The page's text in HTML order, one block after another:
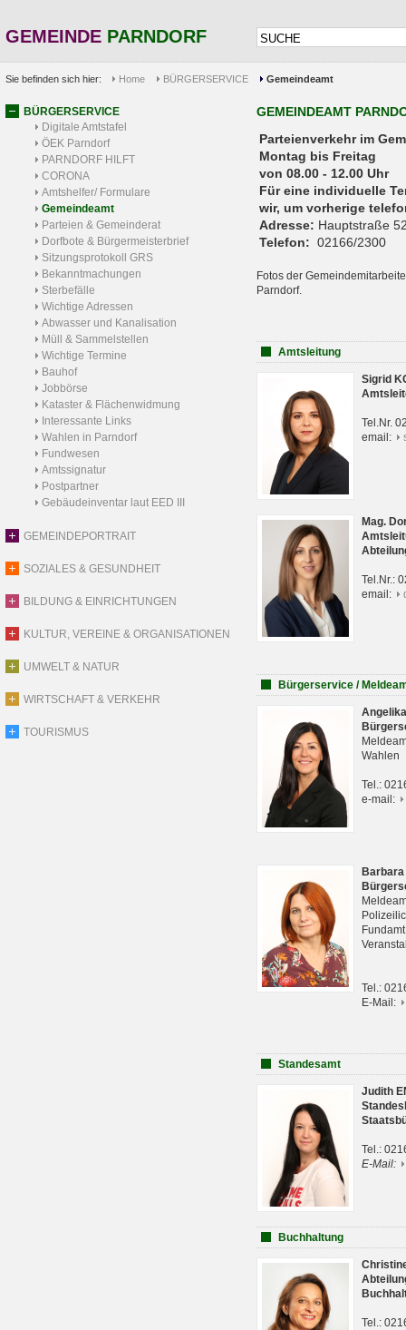
GEMEINDE PARNDORF
Sie befinden sich hier: Home BÜRGERSERVICE Gemeindeamt
BÜRGERSERVICE
Digitale Amtstafel
ÖEK Parndorf
PARNDORF HILFT
CORONA
Amtshelfer/ Formulare
Gemeindeamt
Parteien & Gemeinderat
Dorfbote & Bürgermeisterbrief
Sitzungsprotokoll GRS
Bekanntmachungen
Sterbefälle
Wichtige Adressen
Abwasser und Kanalisation
Müll & Sammelstellen
Wichtige Termine
Bauhof
Jobbörse
Kataster & Flächenwidmung
Interessante Links
Wahlen in Parndorf
Fundwesen
Amtssignatur
Postpartner
Gebäudeinventar laut EED III
GEMEINDEPORTRAIT
SOZIALES & GESUNDHEIT
BILDUNG & EINRICHTUNGEN
KULTUR, VEREINE & ORGANISATIONEN
UMWELT & NATUR
WIRTSCHAFT & VERKEHR
TOURISMUS
GEMEINDEAMT
Parteienverkehr
Montag bis Freitag
von 08.00 - 12.00 Uhr
Für eine individuelle
wir, um vorherige
Adresse: Hauptstraße
Telefon: 02166/2300
Fotos der
Parndorf.
Amtsleitung
Sigrid
Tel.Nr.
email:
Mag.
Tel.Nr.:
email:
Bürgerservice /
Wahlen
Tel.:
e-mail:
Tel.:
E-Mail:
Standesamt
Judith
Tel.:
E-Mail:
Buchhaltung
Tel.: